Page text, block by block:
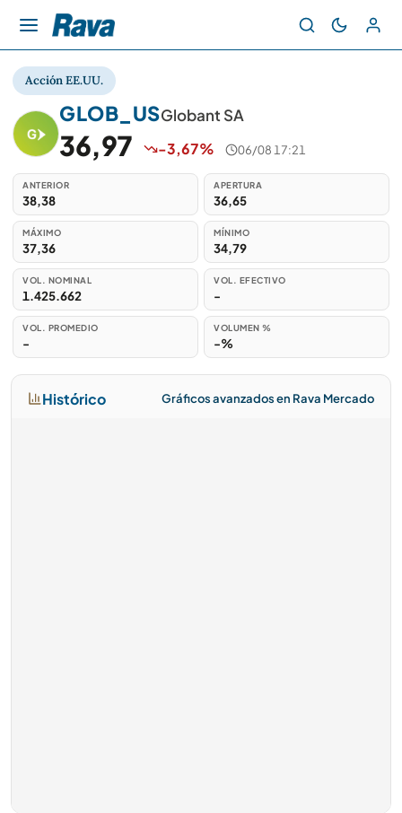
Acción EE.UU.
GLOB_USGlobant SA
36,97 -3,67% 06/08 17:21
ANTERIOR
38,38
APERTURA
36,65
MÁXIMO
37,36
MÍNIMO
34,79
VOL. NOMINAL
1.425.662
VOL. EFECTIVO
-
VOL. PROMEDIO
-
VOLUMEN %
-%
Histórico Gráficos avanzados en Rava Mercado